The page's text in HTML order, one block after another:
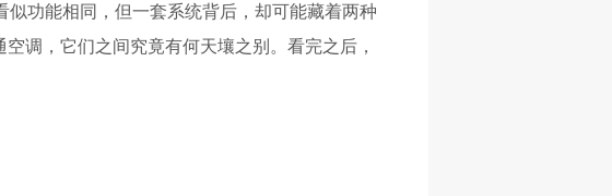
似功能相同，但一套系统背后，却可能藏着两种
空调，它们之间究竟有何天壤之别。 看完之后 ，